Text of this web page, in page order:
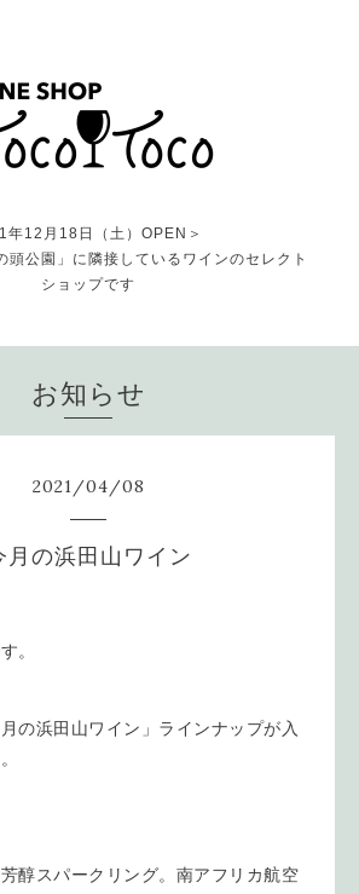
年12月18日（土）OPEN＞
頭公園」に隣接しているワインのセレクト
ショップです
お知らせ
2021/04/08
月の浜田山ワイン
。
の浜田山ワイン」ラインナップが入
芳醇スパークリング。南アフリカ航空